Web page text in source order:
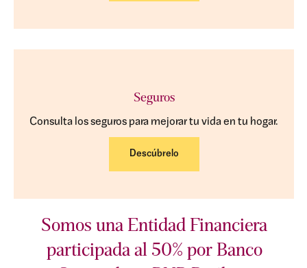
Seguros
Consulta los seguros para mejorar tu vida en tu hogar.
Descúbrelo
Somos una Entidad Financiera
participada al 50% por Banco